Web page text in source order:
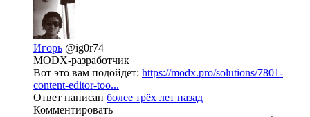
Игорь @ig0r74
MODX-разработчик
Вот это вам подойдет: https://modx.pro/solutions/7801-
content-editor-too...
Ответ написан более трёх лет назад
Комментировать